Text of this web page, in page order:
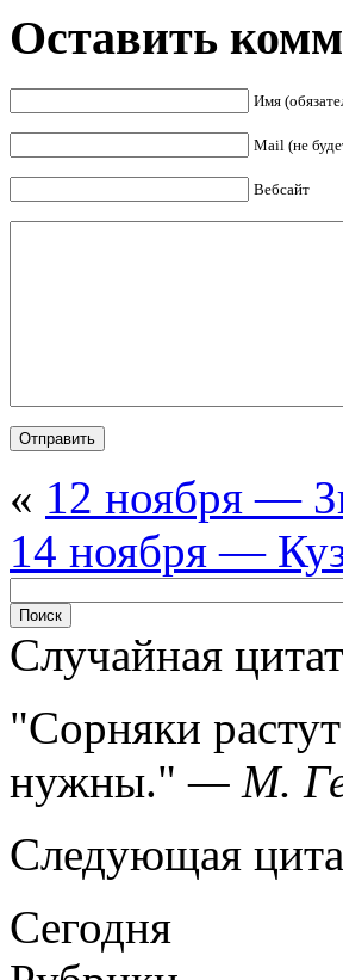
Оставить
Имя
Mail (не
Вебсайт
« 12 ноября —
14 ноября —
Случайная
Сорняки
нужны.
— М.
Следующая
Сегодня